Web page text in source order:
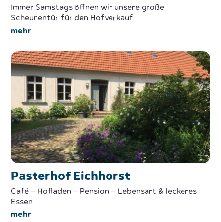
Immer Samstags öffnen wir unsere große
Scheunentür für den Hofverkauf
mehr
Pasterhof Eichhorst
Café – Hofladen – Pension – Lebensart & leckeres
Essen
mehr